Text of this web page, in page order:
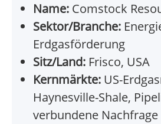
Name: Comstock
Sektor/Branche:
Erdgasförderung
Sitz/Land: Frisco, USA
Kernmärkte: US-
Haynesville-Shale,
verbundene Nachfrage